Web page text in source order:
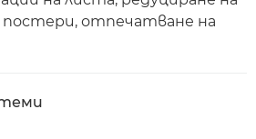
отпечатване на